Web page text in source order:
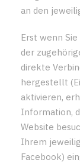
an den
Erst wenn
der
direkte
hergestellt
aktivieren,
Information,
Website
Ihrem
Facebook)